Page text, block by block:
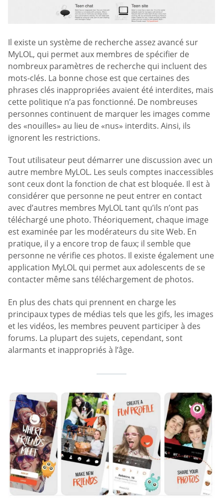
Il existe un système de recherche assez avancé sur
MyLOL, qui permet aux membres de spécifier de
nombreux paramètres de recherche qui incluent des
mots-clés. La bonne chose est que certaines des
phrases clés inappropriées avaient été interdites, mais
cette politique n’a pas fonctionné. De nombreuses
personnes continuent de marquer les images comme
des «nouilles» au lieu de «nus» interdits. Ainsi, ils
ignorent les restrictions.
Tout utilisateur peut démarrer une discussion avec un
autre membre MyLOL. Les seuls comptes inaccessibles
sont ceux dont la fonction de chat est bloquée. Il est à
considérer que personne ne peut entrer en contact
avec d’autres membres MyLOL tant qu’ils n’ont pas
téléchargé une photo. Théoriquement, chaque image
est examinée par les modérateurs du site Web. En
pratique, il y a encore trop de faux; il semble que
personne ne vérifie ces photos. Il existe également une
application MyLOL qui permet aux adolescents de se
contacter même sans téléchargement de photos.
En plus des chats qui prennent en charge les
principaux types de médias tels que les gifs, les images
et les vidéos, les membres peuvent participer à des
forums. La plupart des sujets, cependant, sont
alarmants et inappropriés à l’âge.